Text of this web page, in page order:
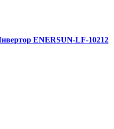
ENERSUN-LF-10212